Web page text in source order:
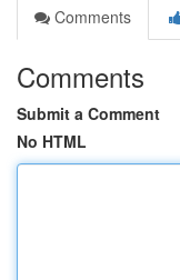
Comments
Comments
Submit a Comment
No HTML